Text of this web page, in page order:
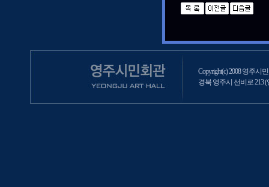
Copyright(c) 2008 영주시
경북 영주시 선비로 213 (